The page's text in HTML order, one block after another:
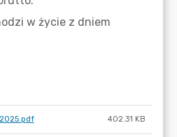
402.31 KB